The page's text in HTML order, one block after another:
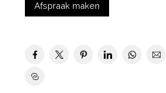
Afspraak maken